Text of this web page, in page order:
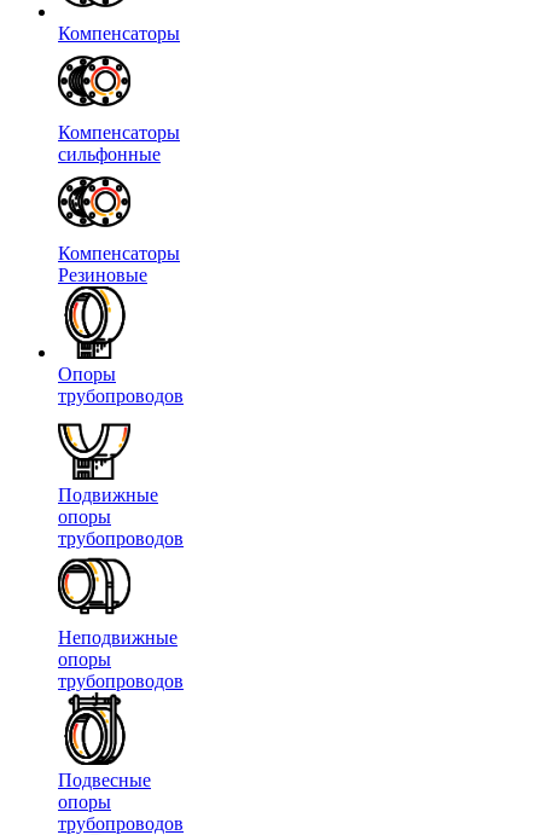
Компенсаторы
Компенсаторы
сильфонные
Компенсаторы
Резиновые
Опоры
трубопроводов
Подвижные
опоры
трубопроводов
Неподвижные
опоры
трубопроводов
Подвесные
опоры
трубопроводов